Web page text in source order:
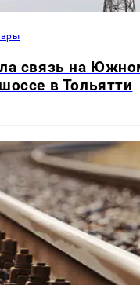
связь на
в Тольятти